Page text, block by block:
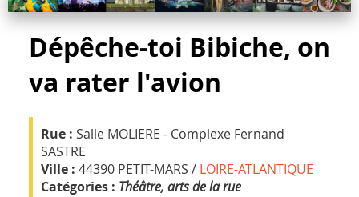
Dépêche-toi Bibiche, on
va rater l'avion
Rue : Salle MOLIERE - Complexe Fernand
SASTRE
Ville : 44390 PETIT-MARS / LOIRE-ATLANTIQUE
Catégories : Théâtre, arts de la rue